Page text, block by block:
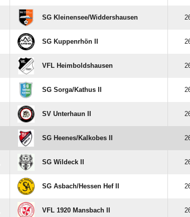
SG Kleinensee/​Widdershausen
SG Kuppenrhön II
VFL Heimboldshausen
SG Sorga/​Kathus II
SV Unterhaun II
SG Heenes/​Kalkobes II
SG Wildeck II
SG Asbach/​Hessen Hef II
VFL 1920 Mansbach II